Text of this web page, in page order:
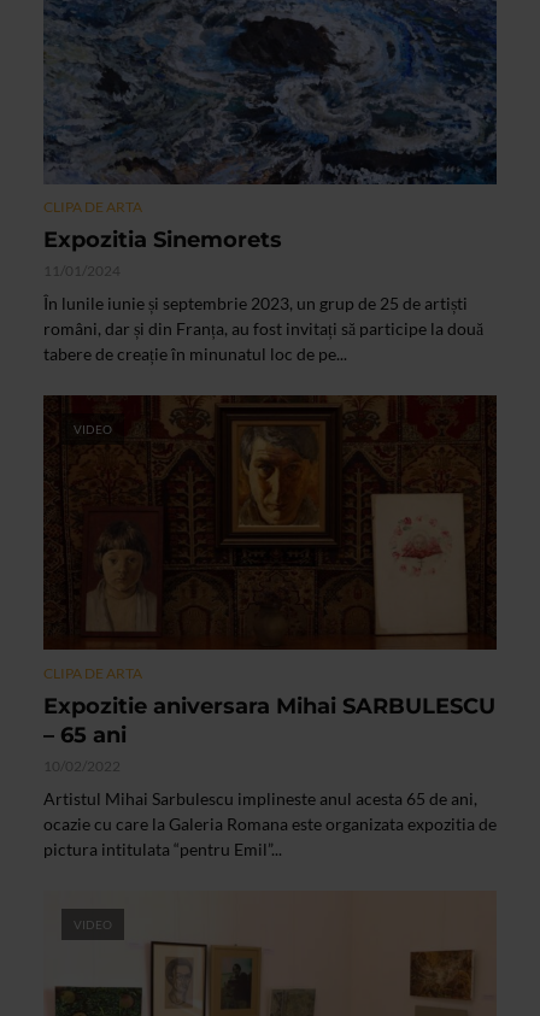
CLIPA DE ARTA
Expozitia Sinemorets
11/01/2024
În lunile iunie și septembrie 2023, un grup de 25 de artiști
români, dar și din Franța, au fost invitați să participe la două
tabere de creație în minunatul loc de pe...
VIDEO
CLIPA DE ARTA
Expozitie aniversara Mihai SARBULESCU
– 65 ani
10/02/2022
Artistul Mihai Sarbulescu implineste anul acesta 65 de ani,
ocazie cu care la Galeria Romana este organizata expozitia de
pictura intitulata “pentru Emil”...
VIDEO